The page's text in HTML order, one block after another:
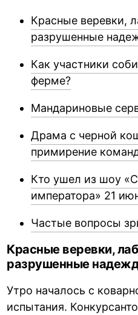
Красные веревки,
разрушенные
Как участники
ферме?
Мандариновые
Драма с черной
примирение
Кто ушел из шоу
императора» 21
Частые вопросы
Красные веревки,
разрушенные
Утро началось с
испытания.